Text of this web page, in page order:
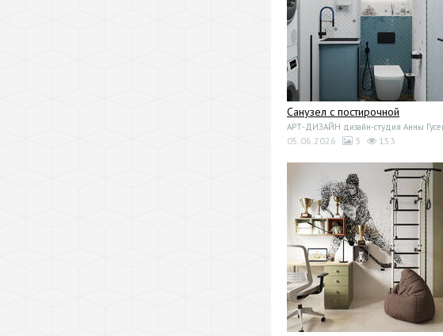
Санузел с постирочной
АРТ-ДИЗАЙН дизайн-студия Анны
05.06.2026 3 153